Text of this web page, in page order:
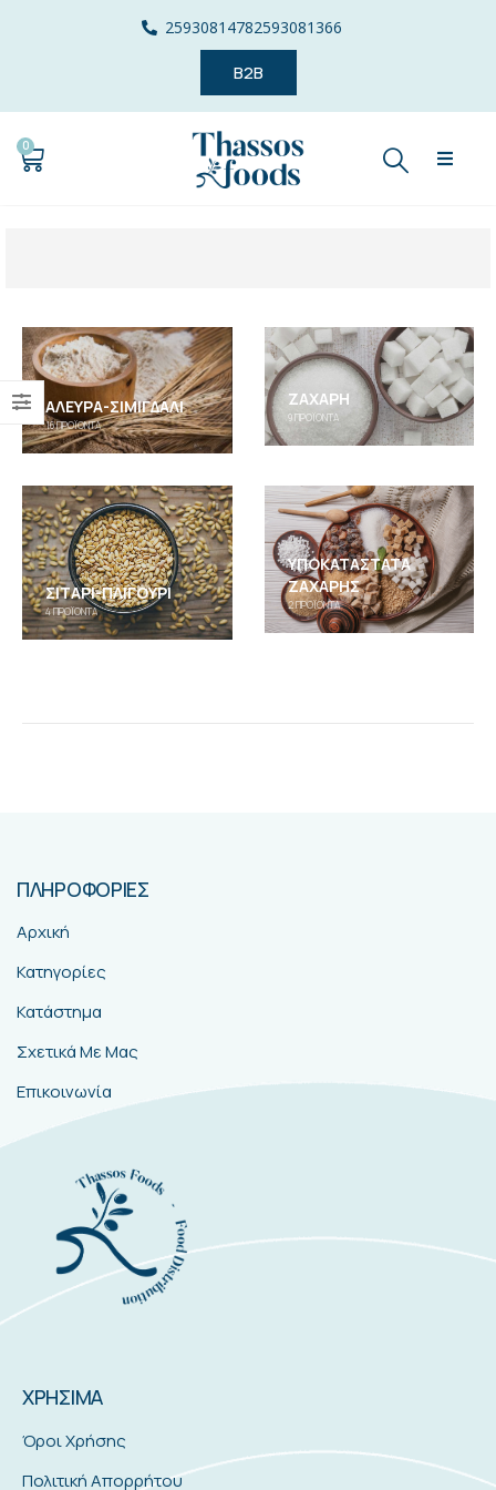
25930814782593081366
B2B
0
ΆΛΕΥΡΑ-ΣΙΜΙΓΔΆΛΙ
16ΠΡΟΪΌΝΤΑ
ΖΆΧΑΡΗ
9ΠΡΟΪΌΝΤΑ
ΣΙΤΆΡΙ-ΠΛΙΓΟΎΡΙ
4ΠΡΟΪΌΝΤΑ
ΥΠΟΚΑΤΆΣΤΑΤΑ
ΖΆΧΑΡΗΣ
2ΠΡΟΪΌΝΤΑ
ΠΛΗΡΟΦΟΡΙΕΣ
Αρχική
Κατηγορίες
Κατάστημα
Σχετικά Με Μας
Επικοινωνία
ΧΡΗΣΙΜΑ
Όροι Χρήσης
Πολιτική Απορρήτου